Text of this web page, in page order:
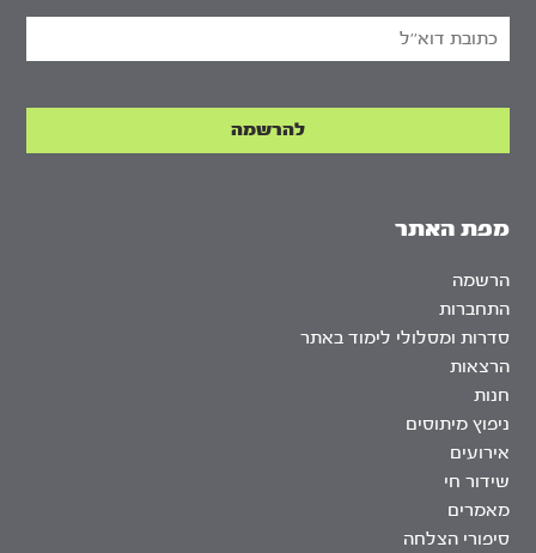
מפת האתר
הרשמה
התחברות
סדרות ומסלולי לימוד באתר
הרצאות
חנות
ניפוץ מיתוסים
אירועים
שידור חי
מאמרים
סיפורי הצלחה